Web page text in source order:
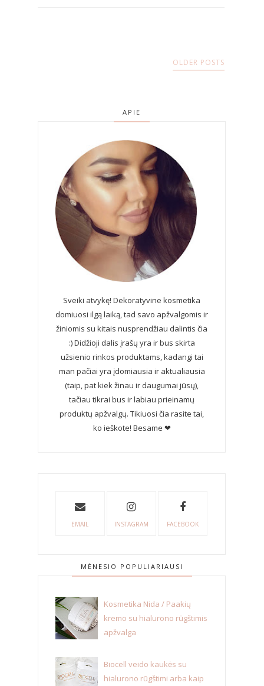
OLDER POSTS
APIE
Sveiki atvykę! Dekoratyvine kosmetika
domiuosi ilgą laiką, tad savo apžvalgomis ir
žiniomis su kitais nusprendžiau dalintis čia
:) Didžioji dalis įrašų yra ir bus skirta
užsienio rinkos produktams, kadangi tai
man pačiai yra įdomiausia ir aktualiausia
(taip, pat kiek žinau ir daugumai jūsų),
tačiau tikrai bus ir labiau prieinamų
produktų apžvalgų. Tikiuosi čia rasite tai,
ko ieškote! Besame ❤
EMAIL INSTAGRAM FACEBOOK
MĖNESIO POPULIARIAUSI
Kosmetika Nida / Paakių
kremo su hialurono rūgštimis
apžvalga
Biocell veido kaukės su
hialurono rūgštimi arba kaip